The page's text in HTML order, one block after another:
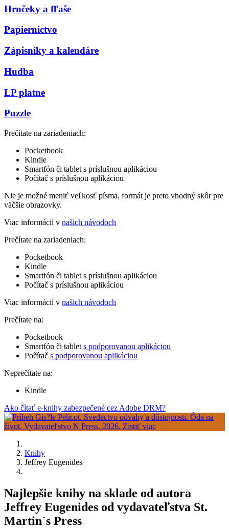
Hrnčeky a fľaše
Papiernictvo
Zápisníky a kalendáre
Hudba
LP platne
Puzzle
Prečítate na zariadeniach:
Pocketbook
Kindle
Smartfón či tablet s príslušnou aplikáciou
Počítač s príslušnou aplikáciou
Nie je možné meniť veľkosť písma, formát je preto vhodný skôr pre
väčšie obrazovky.
Viac informácií v našich návodoch
Prečítate na zariadeniach:
Pocketbook
Kindle
Smartfón či tablet s príslušnou aplikáciou
Počítač s príslušnou aplikáciou
Viac informácií v našich návodoch
Prečítate na:
Pocketbook
Smartfón či tablet s podporovanou aplikáciou
Počítač s podporovanou aplikáciou
Neprečítate na:
Kindle
Ako čítať e-knihy zabezpečené cez Adobe DRM?
Knihy
Jeffrey Eugenides
Najlepšie knihy na sklade od autora
Jeffrey Eugenides od vydavateľstva St.
Martin´s Press